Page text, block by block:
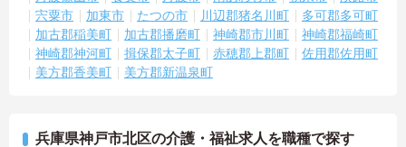
宍粟市
加東市 たつの市 川辺郡猪名川町
多可郡多可町
加古郡稲美町
加古郡播磨町 神崎郡市川町
神崎郡福崎町
神崎郡神河町
揖保郡太子町 赤穂郡上郡町
佐用郡佐用町
美方郡香美町
美方郡新温泉町
兵庫県神戸市北区の介護・福祉求人を職種で探す